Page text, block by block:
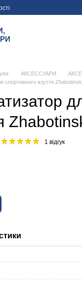
АКСЕССУАРИ
спортивного взуття
1 відгук